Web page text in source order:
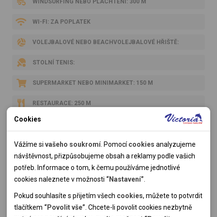
WINDSURFING NEBO PLACHTĚNÍ: 300 M
WI-FI: ZA POPLATEK
VOLEJBALOVÉ NEBO BEACHVOLEJBALOVÉ HŘIŠTĚ:
STOLNÍ TENIS:
SUPERMARKET NEBO MINIMARKET: 150 M
RESTAURACE: 250 M
VENKOVNÍ BAZÉN: 50 M
TREKKING NEBO NORDIC WALKING:
VÍCEÚČELOVÉ HŘIŠTĚ:
POSILOVNA NEBO FITNESS CENTRUM:
Cookies
Vážíme si vašeho soukromí . Pomocícookies analyzujeme
návštěvnost, přizpůsobujeme obsah a reklamy podle vašich
potřeb. Informace o tom, k čemu používáme jednotlivé
cookies naleznete v možnosti “Nastavení”
Pokud souhlasíte s přijetím všech cookies, můžete to potvrdit
tlačítkem “Povolit vše” . Chcete-li povolit cookies nezbytně
Nutné cookies pomáhají, aby byla webová stránka použitelná
tak, že umožní základní funkce jako navigace stránky a
přístup k zabezpečeným sekcím webové stránky. Webová
stránka nemůže správně fungovat bez těchto cookies.
Analytické cookies